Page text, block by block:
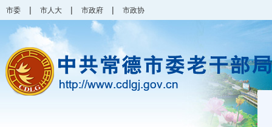
市委 | 市人大 | 市政府 | 市政协